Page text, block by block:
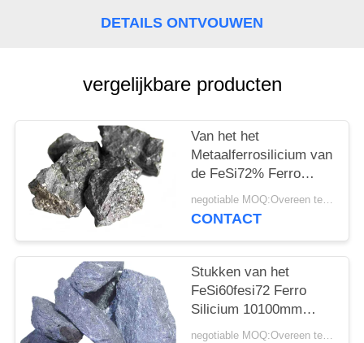
DETAILS ONTVOUWEN
vergelijkbare producten
Van het het
Metaalferrosilicium van
de FeSi72% Ferro
Legering Poeder
1050mm
negotiable MOQ:Overeen te komen
CONTACT
Stukken van het
FeSi60fesi72 Ferro
Silicium 10100mm
Ferrosiliciumlegering
negotiable MOQ:Overeen te komen